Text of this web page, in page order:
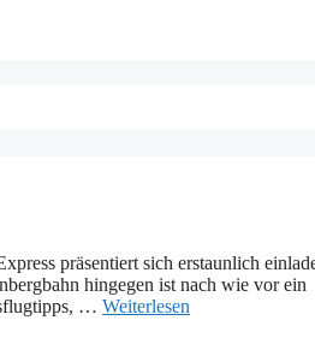
präsentiert sich erstaunlich
hingegen ist nach wie vor ein
… Weiterlesen